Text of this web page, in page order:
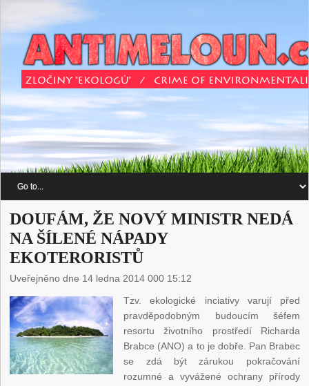
DOUFÁM, ŽE NOVÝ MINISTR NEDÁ
NA ŠÍLENÉ NÁPADY
EKOTERORISTŮ
Uveřejněno dne 14 ledna 2014 000 15:12
Tzv. ekologické inciativy varují před
pravděpodobným budoucím šéfem
resortu životního prostředí Richarda
Brabce (ANO) a to je dobře. Pan Brabec
se zdá být zárukou pokračování
rozumné a vyvážené ochrany přírody